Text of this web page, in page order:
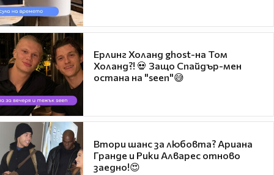
Ерлинг Холанд ghost-на Том
Холанд?! 💀 Защо Спайдър-мен
остана на "seen"😅
Втори шанс за любовта? Ариана
Гранде и Рики Алварес отново
заедно!😍